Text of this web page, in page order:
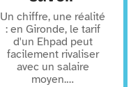
Un chiffre, une réalité
: en Gironde, le tarif
d'un Ehpad peut
facilement rivaliser
avec un salaire
moyen.…